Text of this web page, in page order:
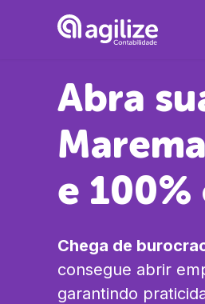
Abra
Marema
e
Chega de
consegue abrir
garantindo